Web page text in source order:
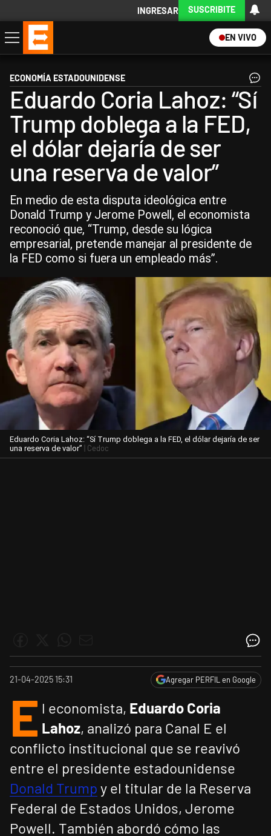
INGRESAR SUSCRIBITE
EN VIVO
Economía
Política
Internacional
Actualidad
Descargá la App
ECONOMÍA ESTADOUNIDENSE
Eduardo Coria Lahoz: “Sí
Trump doblega a la FED,
el dólar dejaría de ser
una reserva de valor”
En medio de esta disputa ideológica entre
Donald Trump y Jerome Powell, el economista
reconoció que, “Trump, desde su lógica
empresarial, pretende manejar al presidente de
la FED como si fuera un empleado más”.
Eduardo Coria Lahoz: “Sí Trump doblega a la FED, el dólar dejaría de ser
una reserva de valor” | Cedoc
21-04-2025 15:31 Agregar PERFIL en Google
E l economista, Eduardo Coria
Lahoz, analizó para Canal E el
conflicto institucional que se reavivó
entre el presidente estadounidense
Donald Trump y el titular de la Reserva
Federal de Estados Unidos, Jerome
Powell. También abordó cómo las